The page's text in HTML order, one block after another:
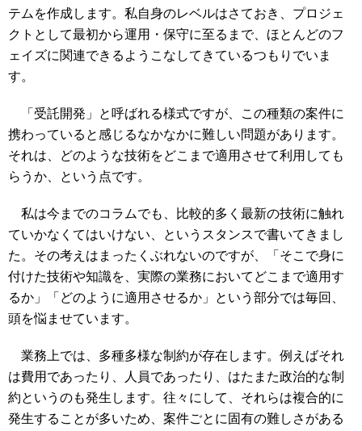
テムを作成します。私自身のレベルはさておき、プロジェ
クトとして最初から運用・保守に至るまで、ほとんどのフ
ェイズに関連できるようこなしてきているつもりでいま
す。
「受託開発」と呼ばれる様式ですが、この種類の案件に
携わっていると感じるなかなかに難しい問題があります。
それは、どのような技術をどこまで適用させて利用しても
らうか、という点です。
私は今までのコラムでも、比較的多く最新の技術に触れ
ていかなくてはいけない、というスタンスで書いてきまし
た。その考えはまったくぶれないのですが、「そこで身に
付けた技術や知識を、実際の業務においてどこまで適用す
るか」「どのように適用させるか」という部分では毎回、
頭を悩ませています。
業務上では、多種多様な制約が存在します。例えばそれ
は費用であったり、人員であったり、はたまた政治的な制
約というのも発生します。往々にして、それらは複合的に
発生することが多いため、案件ごとに固有の難しさがある